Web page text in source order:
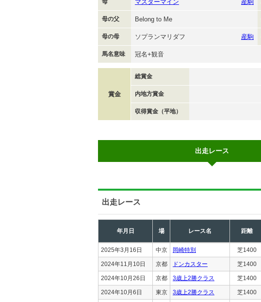
母 マスターマイン 産駒
母の父 Belong to Me
母の母 ソプランマリダフ 産駒
馬名意味 冠名+観音
賞金
総賞金
内地方賞金
収得賞金（平地）
出走レース
出走レース
年月日 場 レース名 距離
2025年3月16日 中京 岡崎特別 芝1400
2024年11月10日 京都 ドンカスター 芝1400
2024年10月26日 京都 3歳上2勝クラス 芝1400
2024年10月6日 東京 3歳上2勝クラス 芝1400